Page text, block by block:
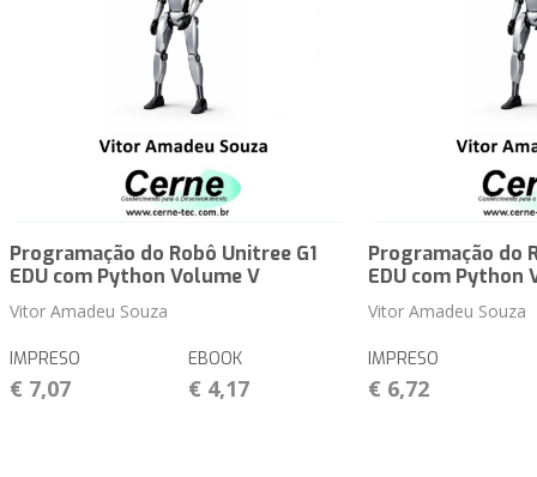
Programação do Robô Unitree G1
EDU com Python Volume V
Vitor Amadeu Souza
IMPRESO
€ 7,07
EBOOK
€ 4,17
Programação do
EDU com Python
Vitor Amadeu Souza
IMPRESO
€ 6,72